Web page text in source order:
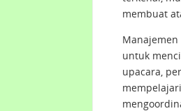
membuat
Manajemen
untuk
upacara,